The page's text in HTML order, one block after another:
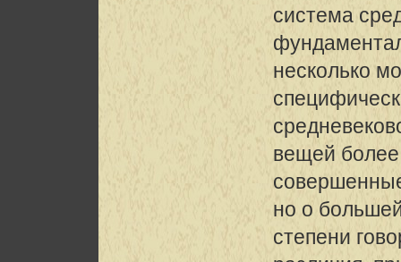
система
несколько
вещей
но о
степени